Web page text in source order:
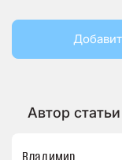
Автор статьи